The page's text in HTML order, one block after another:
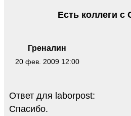
Греналин
20 фев. 2009 12:00
Есть коллеги с
Ответ для laborpost:
Спасибо.